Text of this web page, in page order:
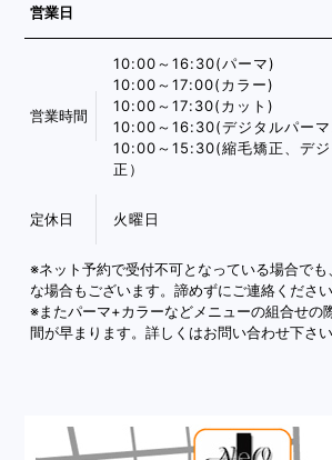
営業日
営業時間
10:00～16:30(パーマ)
10:00～17:00(カラー)
10:00～17:30(カット)
10:00～16:30(デジタルパー
10:00～15:30(縮毛矯正、デジ
正）
定休日 火曜日
※ネット予約で受付不可となっている場合で
な場合もございます。諦めずにご連絡ください
※またパーマ+カラーなどメニューの組合せの
間が早まります。詳しくはお問い合わせ下さい